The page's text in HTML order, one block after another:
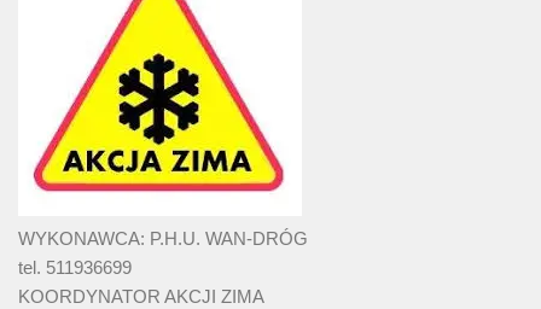
WYKONAWCA: P.H.U. WAN-DRÓG
tel. 511936699
KOORDYNATOR AKCJI ZIMA